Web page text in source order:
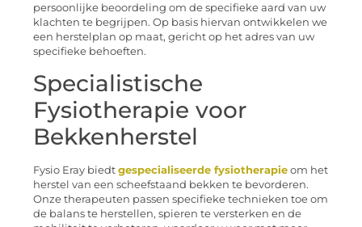
persoonlijke beoordeling om de specifieke aard van uw
klachten te begrijpen. Op basis hiervan ontwikkelen we
een herstelplan op maat, gericht op het adres van uw
specifieke behoeften.
Specialistische
Fysiotherapie voor
Bekkenherstel
Fysio Eray biedt gespecialiseerde fysiotherapie om het
herstel van een scheefstaand bekken te bevorderen.
Onze therapeuten passen specifieke technieken toe om
de balans te herstellen, spieren te versterken en de